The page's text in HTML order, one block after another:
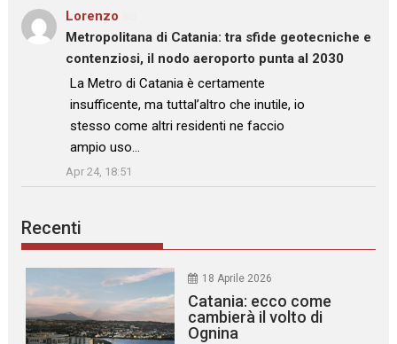
Lorenzo
Metropolitana di Catania: tra sfide geotecniche e
contenziosi, il nodo aeroporto punta al 2030
: “La Metro di Catania è certamente
insufficente, ma tuttal’altro che inutile, io
stesso come altri residenti ne faccio
ampio uso…
”
Apr 24, 18:51
Recenti
18 Aprile 2026
Catania: ecco come
cambierà il volto di
Ognina